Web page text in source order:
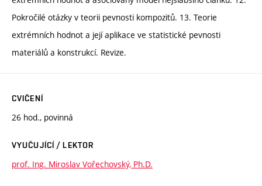
Pokročilé otázky v teorii pevnosti kompozitů. 13. Teorie
extrémních hodnot a její aplikace ve statistické pevnosti
materiálů a konstrukcí. Revize.
CVIČENÍ
26 hod., povinná
VYUČUJÍCÍ / LEKTOR
prof. Ing. Miroslav Vořechovský, Ph.D.